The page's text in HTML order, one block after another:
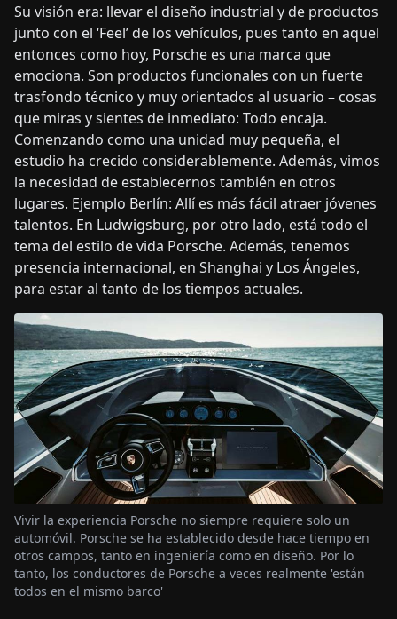
Su visión era: llevar el diseño industrial y de productos
junto con el ‘Feel’ de los vehículos, pues tanto en aquel
entonces como hoy, Porsche es una marca que
emociona. Son productos funcionales con un fuerte
trasfondo técnico y muy orientados al usuario – cosas
que miras y sientes de inmediato: Todo encaja.
Comenzando como una unidad muy pequeña, el
estudio ha crecido considerablemente. Además, vimos
la necesidad de establecernos también en otros
lugares. Ejemplo Berlín: Allí es más fácil atraer jóvenes
talentos. En Ludwigsburg, por otro lado, está todo el
tema del estilo de vida Porsche. Además, tenemos
presencia internacional, en Shanghai y Los Ángeles,
para estar al tanto de los tiempos actuales.
Vivir la experiencia Porsche no siempre requiere solo un
automóvil. Porsche se ha establecido desde hace tiempo en
otros campos, tanto en ingeniería como en diseño. Por lo
tanto, los conductores de Porsche a veces realmente 'están
todos en el mismo barco'